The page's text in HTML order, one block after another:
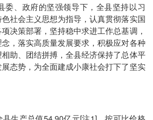
、政府的坚强领导下，全县坚持以习
社会主义思想为指导，认真贯彻落实国
决策部署，坚持稳中求进工作总基调，
，落实高质量发展要求，积极应对各种
助、团结拼搏，全县经济保持了总体平
态势，为全面建成小康社会打下了坚实